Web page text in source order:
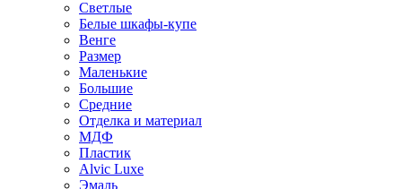
Светлые
Белые шкафы-купе
Венге
Размер
Маленькие
Большие
Средние
Отделка и материал
МДФ
Пластик
Alvic Luxe
Эмаль